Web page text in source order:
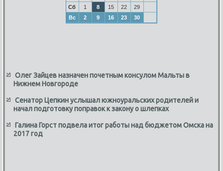
Сб
1 8 15 22
29
Вс
2 9 16 23 30
Олег Зайцев назначен почетным консулом Мальты в
Нижнем Новгороде
Сенатор Цепкин услышал южноуральских родителей и
начал подготовку поправок к закону о шлепках
Галина Горст подвела итог работы над бюджетом Омска на
2017 год